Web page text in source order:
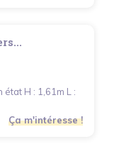
H : 1,61m L :
Ça m'intéresse !